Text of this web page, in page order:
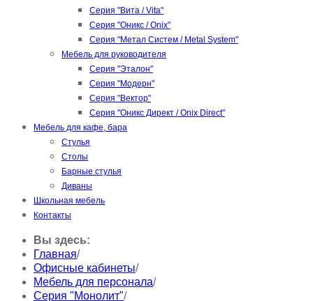
Серия "Вита / Vita"
Серия "Оникс / Onix"
Серия "Метал Систем / Metal System"
Мебель для руководителя
Серия "Эталон"
Серия "Модерн"
Серия "Вектор"
Серия "Оникс Директ / Onix Direct"
Мебель для кафе, бара
Стулья
Столы
Барные стулья
Диваны
Школьная мебель
Контакты
Вы здесь:
Главная/
Офисные кабинеты/
Мебель для персонала/
Серия "Монолит"/